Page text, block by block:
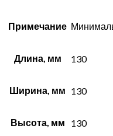
Примечание
Длина, мм 130
Ширина, мм 130
Высота, мм 130